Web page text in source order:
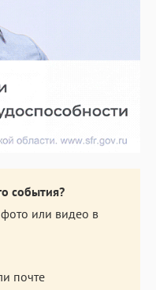
события?
или видео в
почте